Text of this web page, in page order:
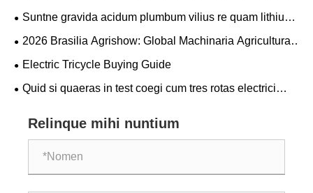
inter Sinas et Serbiam coniunctim solidatur.
Suntne gravida acidum plumbum vilius re quam lithium
gravida?
2026 Brasilia Agrishow: Global Machinaria Agricultural
Giants Collaborate in Novo Blueprint pro
modernisationum Americanarum agriculturae Latinae
Electric Tricycle Buying Guide
Quid si quaeras in test coegi cum tres rotas electrici
Relinque mihi nuntium